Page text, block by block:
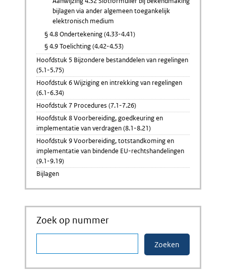
bijlagen via ander algemeen toegankelijk
elektronisch medium
§ 4.8 Ondertekening (4.33-4.41)
§ 4.9 Toelichting (4.42-4.53)
Hoofdstuk 5 Bijzondere bestanddelen van regelingen
(5.1-5.75)
Hoofdstuk 6 Wijziging en intrekking van regelingen
(6.1-6.34)
Hoofdstuk 7 Procedures (7.1-7.26)
Hoofdstuk 8 Voorbereiding, goedkeuring en
implementatie van verdragen (8.1-8.21)
Hoofdstuk 9 Voorbereiding, totstandkoming en
implementatie van bindende EU-rechtshandelingen
(9.1-9.19)
Bijlagen
Zoek op nummer